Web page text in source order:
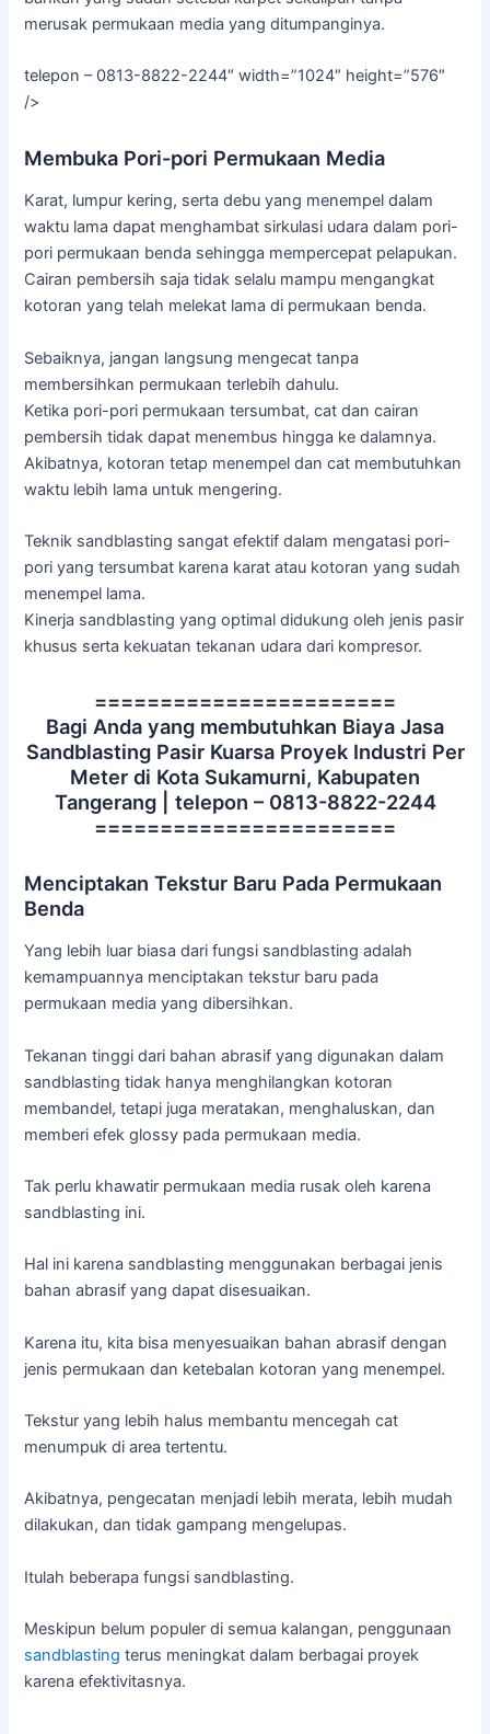
merusak permukaan media yang ditumpanginya.
telepon – 0813-8822-2244″ width=”1024″ height=”576″
/>
Membuka Pori-pori Permukaan Media
Karat, lumpur kering, serta debu yang menempel dalam
waktu lama dapat menghambat sirkulasi udara dalam pori-
pori permukaan benda sehingga mempercepat pelapukan.
Cairan pembersih saja tidak selalu mampu mengangkat
kotoran yang telah melekat lama di permukaan benda.
Sebaiknya, jangan langsung mengecat tanpa
membersihkan permukaan terlebih dahulu.
Ketika pori-pori permukaan tersumbat, cat dan cairan
pembersih tidak dapat menembus hingga ke dalamnya.
Akibatnya, kotoran tetap menempel dan cat membutuhkan
waktu lebih lama untuk mengering.
Teknik sandblasting sangat efektif dalam mengatasi pori-
pori yang tersumbat karena karat atau kotoran yang sudah
menempel lama.
Kinerja sandblasting yang optimal didukung oleh jenis pasir
khusus serta kekuatan tekanan udara dari kompresor.
=======================
Bagi Anda yang membutuhkan Biaya Jasa
Sandblasting Pasir Kuarsa Proyek Industri Per
Meter di Kota Sukamurni, Kabupaten
Tangerang | telepon – 0813-8822-2244
=======================
Menciptakan Tekstur Baru Pada Permukaan
Benda
Yang lebih luar biasa dari fungsi sandblasting adalah
kemampuannya menciptakan tekstur baru pada
permukaan media yang dibersihkan.
Tekanan tinggi dari bahan abrasif yang digunakan dalam
sandblasting tidak hanya menghilangkan kotoran
membandel, tetapi juga meratakan, menghaluskan, dan
memberi efek glossy pada permukaan media.
Tak perlu khawatir permukaan media rusak oleh karena
sandblasting ini.
Hal ini karena sandblasting menggunakan berbagai jenis
bahan abrasif yang dapat disesuaikan.
Karena itu, kita bisa menyesuaikan bahan abrasif dengan
jenis permukaan dan ketebalan kotoran yang menempel.
Tekstur yang lebih halus membantu mencegah cat
menumpuk di area tertentu.
Akibatnya, pengecatan menjadi lebih merata, lebih mudah
dilakukan, dan tidak gampang mengelupas.
Itulah beberapa fungsi sandblasting.
Meskipun belum populer di semua kalangan, penggunaan
sandblasting terus meningkat dalam berbagai proyek
karena efektivitasnya.